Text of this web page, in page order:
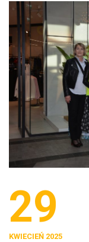
29
KWIECIEŃ 2025